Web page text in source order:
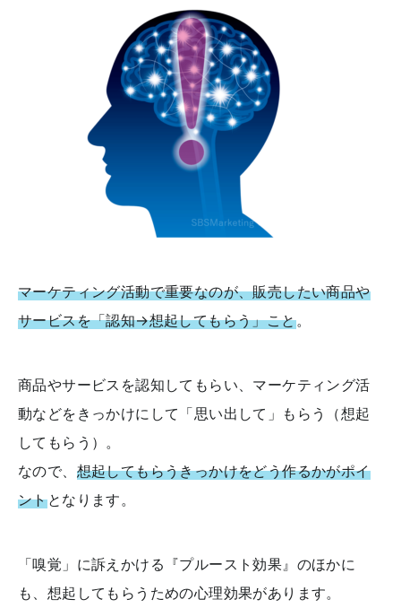
マーケティング活動で重要なのが、販売したい商品や
サービスを「認知→想起してもらう」こと。
商品やサービスを認知してもらい、マーケティング活
動などをきっかけにして「思い出して」もらう（想起
してもらう）。
なので、 想起してもらうきっかけをどう作るかがポイ
ントとなります。
「嗅覚」に訴えかける『プルースト効果』のほかに
も、想起してもらうための心理効果があります。